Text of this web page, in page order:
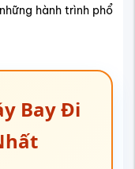
hành trình phổ
Bay Đi